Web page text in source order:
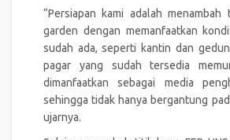
“Persiapan kami adalah
garden dengan memanfaatkan
sudah ada, seperti kantin dan
pagar yang sudah tersedia
dimanfaatkan sebagai media
sehingga tidak hanya bergantung
ujarnya.